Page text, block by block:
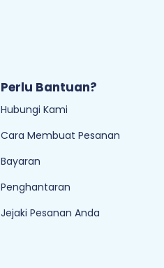
Perlu Bantuan?
Hubungi Kami
Cara Membuat Pesanan
Bayaran
Penghantaran
Jejaki Pesanan Anda